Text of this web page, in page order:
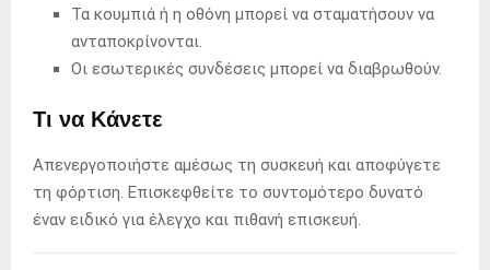
Τα κουμπιά ή η οθόνη μπορεί να σταματήσουν να
ανταποκρίνονται.
Οι εσωτερικές συνδέσεις μπορεί να διαβρωθούν.
Τι να Κάνετε
Απενεργοποιήστε αμέσως τη συσκευή και αποφύγετε
τη φόρτιση. Επισκεφθείτε το συντομότερο δυνατό
έναν ειδικό για έλεγχο και πιθανή επισκευή.